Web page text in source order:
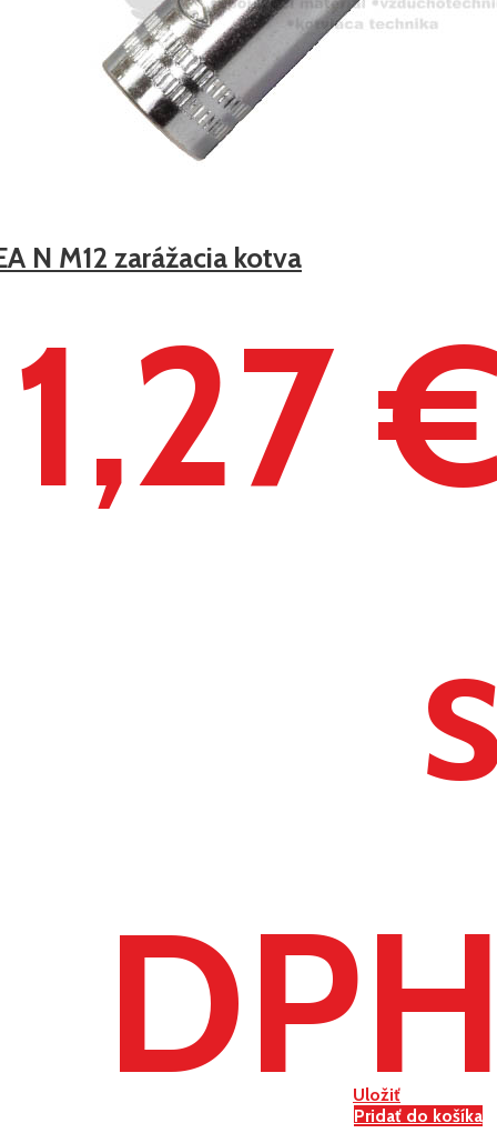
Uložiť
Pridať do košíka
N M12 zarážacia kotva
1,27